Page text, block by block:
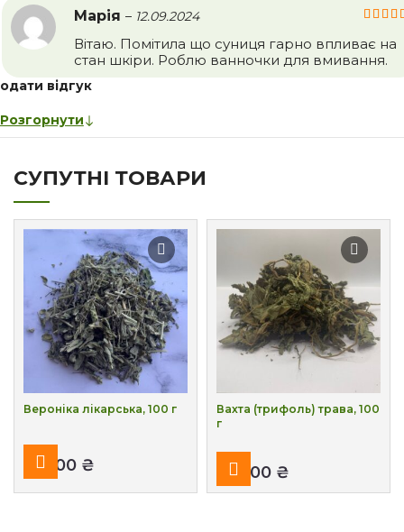
СУПУТНІ ТОВАРИ
Вероніка лікарська, 100 г
₴
Вахта (трифоль) трава, 100
г
₴
Марія – 12.09.2024
Вітаю. Помітила що суниця гарно впливає на
стан шкіри. Роблю ванночки для вмивання.
відгук
Розгорнути